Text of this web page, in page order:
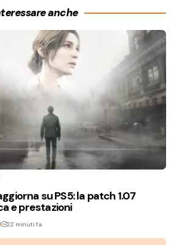
anche
su PS5: la patch 1.07
e prestazioni
22 minuti fa